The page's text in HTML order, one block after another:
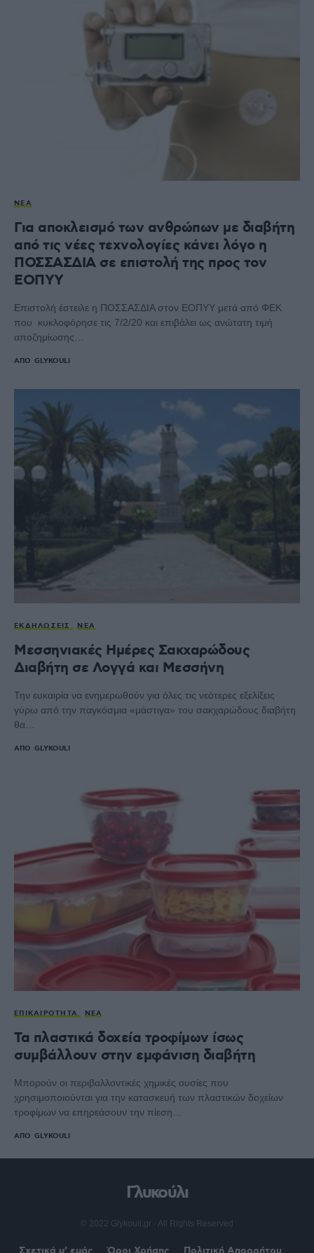
ΝΈΑ
Για αποκλεισμό των ανθρώπων με διαβήτη
από τις νέες τεχνολογίες κάνει λόγο η
ΠΟΣΣΑΣΔΙΑ σε επιστολή της προς τον
ΕΟΠΥΥ
Επιστολή έστειλε η ΠΟΣΣΑΣΔΙΑ στον ΕΟΠΥΥ μετά από ΦΕΚ
που κυκλοφόρησε τις 7/2/20 και επιβάλει ως ανώτατη τιμή
αποζημίωσης…
ΑΠΌ GLYKOULI
ΕΚΔΗΛΏΣΕΙΣ ΝΈΑ
Μεσσηνιακές Ημέρες Σακχαρώδους
Διαβήτη σε Λογγά και Μεσσήνη
Την ευκαιρία να ενημερωθούν για όλες τις νεότερες εξελίξεις
γύρω από την παγκόσμια «μάστιγα» του σακχαρώδους διαβήτη
θα…
ΑΠΌ GLYKOULI
ΕΠΙΚΑΙΡΌΤΗΤΑ ΝΈΑ
Τα πλαστικά δοχεία τροφίμων ίσως
συμβάλλουν στην εμφάνιση διαβήτη
Μπορούν οι περιβαλλοντικές χημικές ουσίες που
χρησιμοποιούνται για την κατασκευή των πλαστικών δοχείων
τροφίμων να επηρεάσουν την πίεση…
ΑΠΌ GLYKOULI
Γλυκούλι
© 2022 Glykouli.gr · All Rights Reserved